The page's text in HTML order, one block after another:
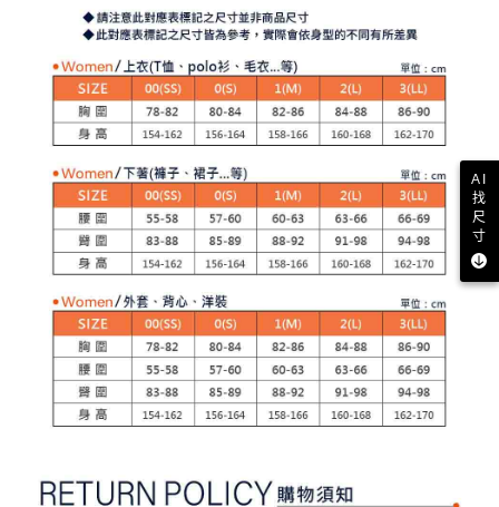
【注意事項】
用戶於交易時，得透過本服務購買商品或服務，並由商店將買賣／分期付款
買賣價金債權讓與本公司後，依約使用本公司帳單繳交帳款。
2.基於同意付款使用「大哥付你分期」之契約關係目的，商店將以您的個人
資料（包含姓名、電話或地址）提供予台灣大哥大進項蒐集、處理及利用，
3.完整用戶服務條款，請詳閱以下連結：
https://oppay.tw/userRule
３．收到繳費通知簡訊後14天內，點擊此簡訊中的連結，可透過四大超商／
ATM／網路銀行／等多元方式進行付款，方視為交易完成。
※ 請注意：結帳手續完成當下不需立刻繳費，但若您需要取消訂單，請聯絡
購買商品的店家。未經商家同意取消之訂單仍視為有效，需透過AFTEE先享
後付繳納相關費用。
※ 交易是否成功請以「AFTEE先享後付 」之結帳頁面顯示為準，若有關於
是否繳費成功／繳費後需取消欲退款等相關疑問，請聯繫「AFTEE先享後付
【注意事項】
１．透過由恩沛科技股份有限公司提供之「AFTEE先享後付」服務完成之交
易，需依本服務之必要範圍內提供個人資料，並將交易相關給付款項請求債
權轉讓予恩沛科技股份有限公司。
https://aftee.tw/terms/#terms3
３．未成年的使用者請事先徵得法定代理人或監護人之同意方可使用
「AFTEE先享後付」，若未經同意申辦者引起之損失，本公司不負相關責
４．使用「AFTEE先享後付」時，將依據個別帳號之用戶狀況，依本公司即
時審查核予不同之上限額度；若仍有額度不足之情形，本公司將視審查結果
請求用戶進行身份認證。
免運費
付款後萊爾富取貨
免運費
7-11取貨付款
付款後7-11取貨
免運費
離島宅配
AI
找
尺
寸